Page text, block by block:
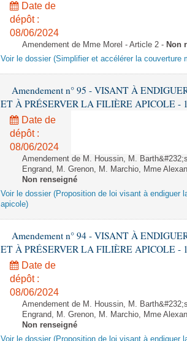
Date de
dépôt :
08/06/2024
Amendement de Mme Morel - Article 2 - Non
Voir le dossier (Simplifier et accélérer la couverture
Amendement n° 95 - VISANT À
ET À PRÉSERVER LA FILIÈRE APICOLE -
Date de
dépôt :
08/06/2024
Amendement de M. Houssin, M.
Engrand, M. Grenon, M. Marchio, Mme
Non renseigné
Voir le dossier (Proposition de loi visant à endiguer
apicole)
Amendement n° 94 - VISANT À
ET À PRÉSERVER LA FILIÈRE APICOLE -
Date de
dépôt :
08/06/2024
Amendement de M. Houssin, M.
Engrand, M. Grenon, M. Marchio, Mme
Non renseigné
Voir le dossier (Proposition de loi visant à endiguer